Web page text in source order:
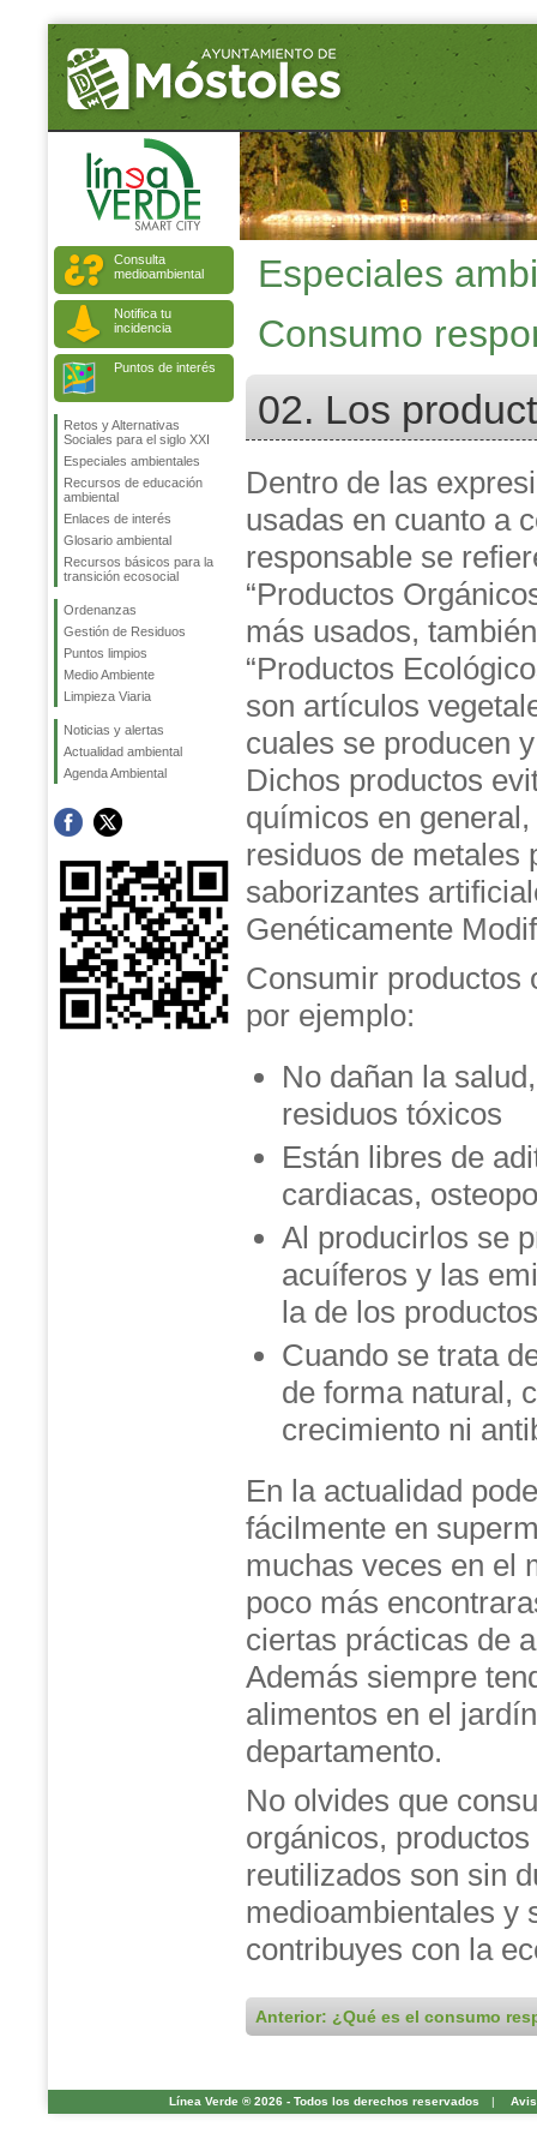
Consulta
medioambiental
Notifica tu
incidencia
Puntos de interés
Retos y Alternativas
Sociales para el siglo XXI
Especiales ambientales
Recursos de educación
ambiental
Enlaces de interés
Glosario ambiental
Recursos básicos para la
transición ecosocial
Ordenanzas
Gestión de Residuos
Puntos limpios
Medio Ambiente
Limpieza Viaria
Noticias y alertas
Actualidad ambiental
Agenda Ambiental
Especiales
Consumo
02. Los
Dentro de las
usadas en cuanto a
responsable se
“Productos
más usados,
“Productos
son artículos
cuales se producen
Dichos productos
químicos en
residuos de metales
saborizantes
Genéticamente
Consumir productos
por ejemplo:
No dañan la
residuos tóxicos
Están libres de
cardiacas,
Al producirlos se
acuíferos y las
la de los
Cuando se trata
de forma natural,
crecimiento ni
En la actualidad
fácilmente en
muchas veces en el
poco más
ciertas prácticas de
Además siempre
alimentos en el
departamento.
No olvides que
orgánicos,
reutilizados son sin
medioambientales y
contribuyes con la
Anterior: ¿Qué es el consumo
Línea Verde ® 2026 - Todos los derechos reservados |